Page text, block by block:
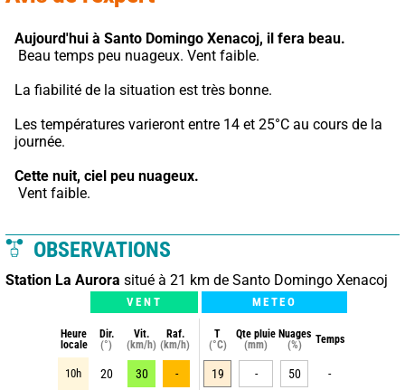
Aujourd'hui à Santo Domingo Xenacoj, il fera beau.
Beau temps peu nuageux. Vent faible.
La fiabilité de la situation est très bonne.
Les températures varieront entre 14 et 25°C au cours de la
journée.
Cette nuit, ciel peu nuageux.
Vent faible.
OBSERVATIONS
Station La Aurora situé à 21 km de Santo Domingo Xenacoj
VENT METEO
Heure
locale
Dir.
(°)
Vit.
(km/h)
Raf.
(km/h)
T
(°C)
Qte pluie
(mm)
Nuages
(%)
Temps
10h 20 30 - 19 - 50 -